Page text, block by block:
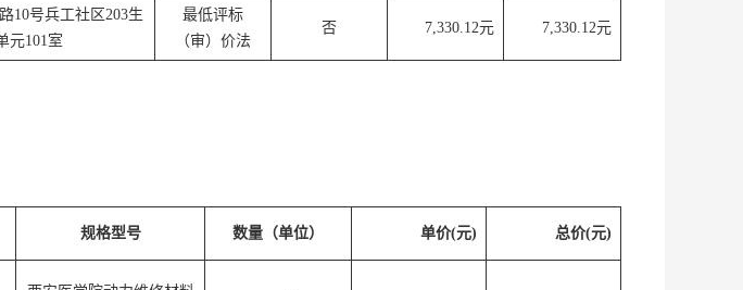
10号兵工社区203生
元101室
最低评标
（审）价法
否 7,330.12元 7,330.12元
规格型号 数量（单位） 单价(元) 总价(元)